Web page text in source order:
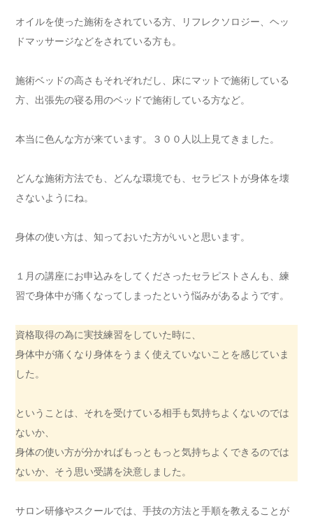
オイルを使った施術をされている方、リフレクソロジー、ヘッ
ドマッサージなどをされている方も。
施術ベッドの高さもそれぞれだし、床にマットで施術している
方、出張先の寝る用のベッドで施術している方など。
本当に色んな方が来ています。３００人以上見てきました。
どんな施術方法でも、どんな環境でも、セラピストが身体を壊
さないようにね。
身体の使い方は、知っておいた方がいいと思います。
１月の講座にお申込みをしてくださったセラピストさんも、練
習で身体中が痛くなってしまったという悩みがあるようです。
資格取得の為に実技練習をしていた時に、
身体中が痛くなり身体をうまく使えていないことを感じていま
した。
ということは、それを受けている相手も気持ちよくないのでは
ないか、
身体の使い方が分かればもっともっと気持ちよくできるのでは
ないか、そう思い受講を決意しました。
サロン研修やスクールでは、手技の方法と手順を教えることが